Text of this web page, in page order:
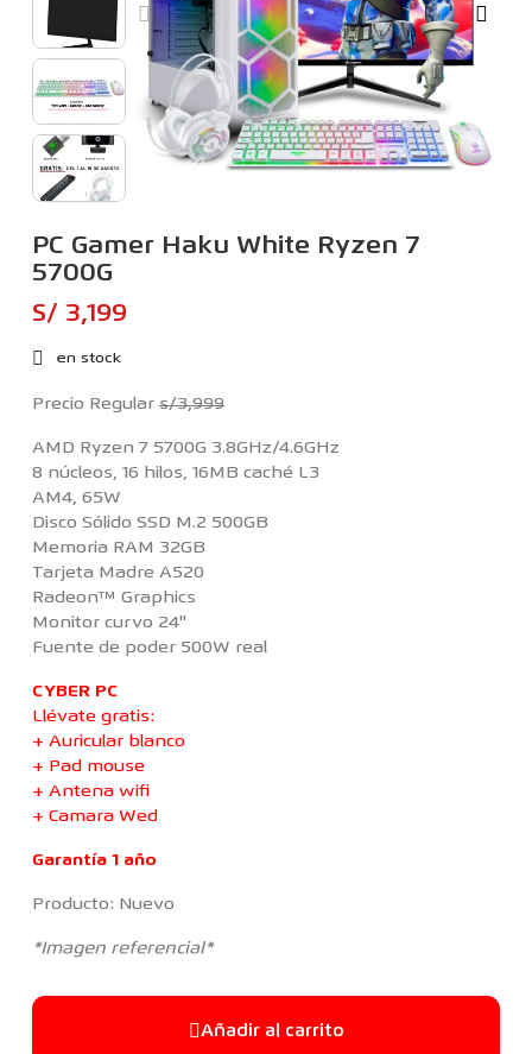
PC Gamer Haku White Ryzen 7
5700G
S/ 3,199
en stock
Precio Regular s/3,999
AMD Ryzen 7 5700G 3.8GHz/4.6GHz
8 núcleos, 16 hilos, 16MB caché L3
AM4, 65W
Disco Sólido SSD M.2 500GB
Memoria RAM 32GB
Tarjeta Madre A520
Radeon™ Graphics
Monitor curvo 24''
Fuente de poder 500W real
CYBER PC
Llévate gratis:
+ Auricular blanco
+ Pad mouse
+ Antena wifi
+ Camara Wed
Garantía 1 año
Producto: Nuevo
*Imagen referencial*
Añadir al carrito